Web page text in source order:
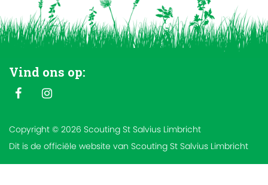
Vind ons op:
Copyright © 2026 Scouting St Salvius Limbricht
Dit is de officiële website van Scouting St Salvius Limbricht